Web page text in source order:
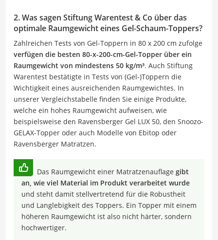
2. Was sagen Stiftung Warentest & Co über das
optimale Raumgewicht eines Gel-Schaum-Toppers?
Zahlreichen Tests von Gel-Toppern in 80 x 200 cm zufolge
verfügen die besten 80-x-200-cm-Gel-Topper über ein
Raumgewicht von mindestens 50 kg/m³. Auch Stiftung
Warentest bestätigte in Tests von (Gel-)Toppern die
Wichtigkeit eines ausreichenden Raumgewichtes. In
unserer Vergleichstabelle finden Sie einige Produkte,
welche ein hohes Raumgewicht aufweisen, wie
beispielsweise den Ravensberger Gel LUX 50, den Snoozo-
GELAX-Topper oder auch Modelle von Ebitop oder
Ravensberger Matratzen.
Das Raumgewicht einer Matratzenauflage gibt
an, wie viel Material im Produkt verarbeitet wurde
und steht damit stellvertretend für die Robustheit
und Langlebigkeit des Toppers. Ein Topper mit einem
höheren Raumgewicht ist also nicht härter, sondern
hochwertiger.